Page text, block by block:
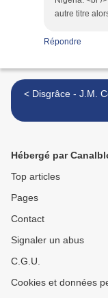
autre titre
Répondre
< Disgrâce - J.M.
Hébergé par
Top articles
Pages
Contact
Signaler un abus
C.G.U.
Cookies et données